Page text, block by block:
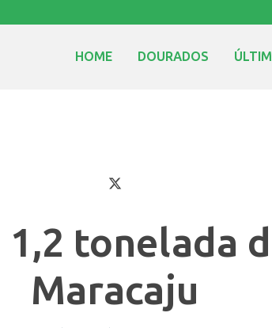
HOME DOURADOS
tonelada
Maracaju